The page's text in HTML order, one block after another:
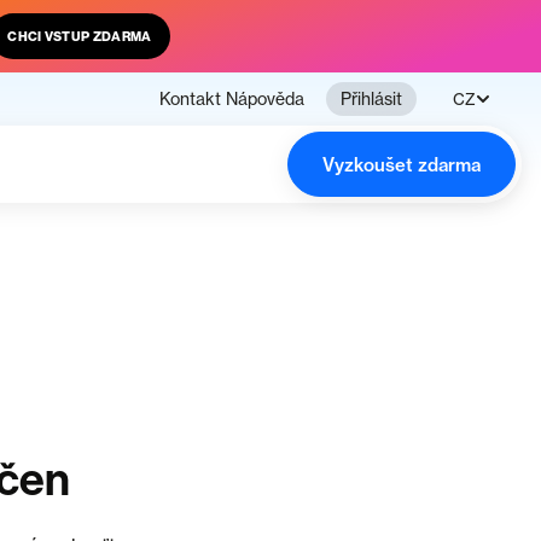
CHCI VSTUP ZDARMA
Kontakt Nápověda Přihlásit CZ
Vyzkoušet zdarma